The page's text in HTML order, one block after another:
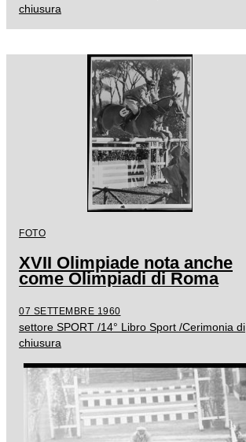
chiusura
FOTO
XVII Olimpiade nota anche
come Olimpiadi di Roma
07 SETTEMBRE 1960
settore SPORT /14° Libro Sport /Cerimonia di
chiusura